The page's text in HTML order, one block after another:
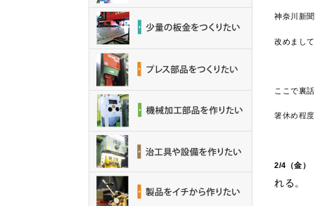
神奈川新
改めまし
ここで裏
箸休め程
2/4（金）
れる。